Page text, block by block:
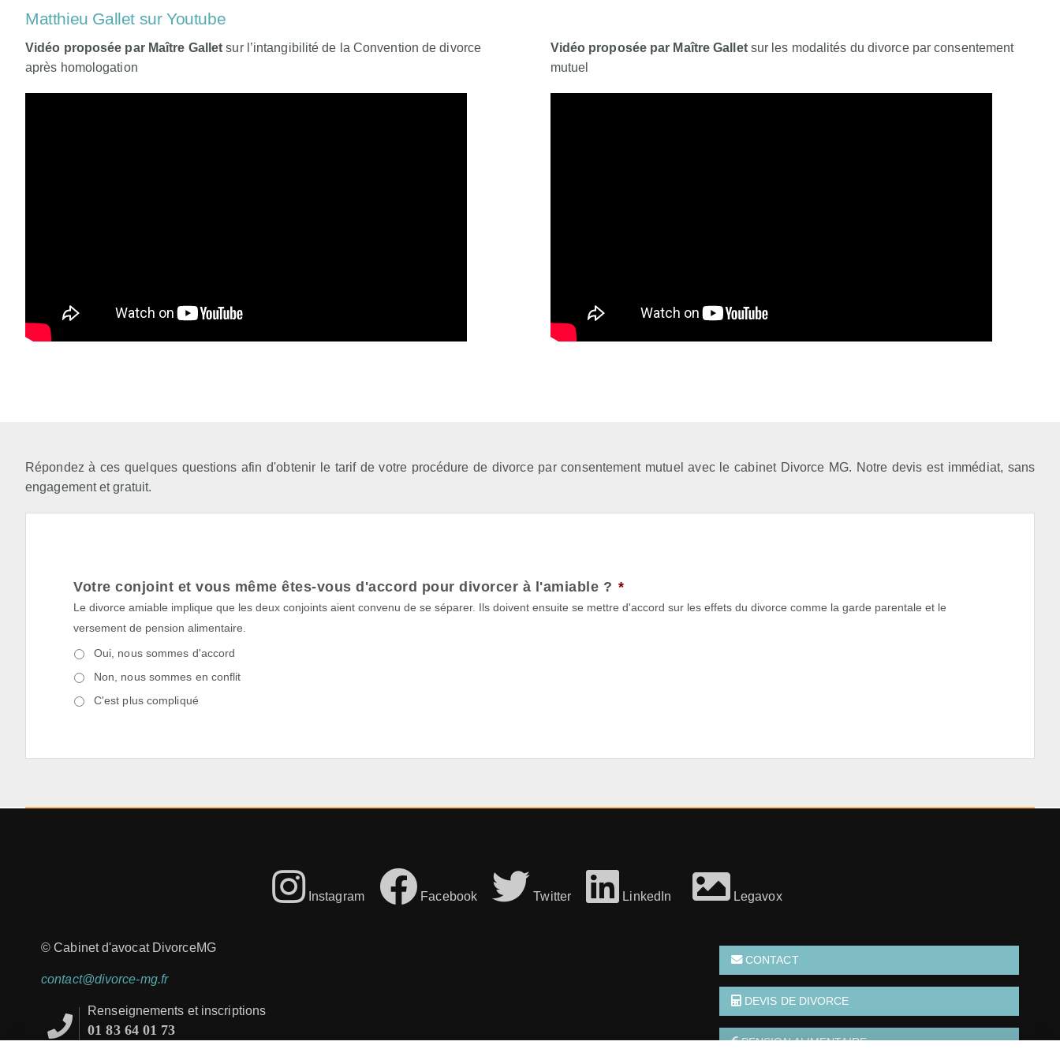
Matthieu Gallet sur Youtube
Vidéo proposée par Maître Gallet sur l’intangibilité de la Convention de divorce
après homologation
Vidéo proposée par Maître Galletsur les modalités du divorce par consentement
mutuel
Répondez à ces quelques questions afin d'obtenir le tarif de votre procédure de divorce par consentement mutuel avec le cabinet Divorce MG. Notre devis est immédiat, sans
engagement et gratuit.
Votre conjoint et vous même êtes-vous d'accord pour divorcer à l'amiable ? *
Le divorce amiable implique que les deux conjoints aient convenu de se séparer. Ils doivent ensuite se mettre d'accord sur les effets du divorce comme la garde parentale et le
versement de pension alimentaire.
Oui, nous sommes d'accord
Non, nous sommes en conflit
C'est plus compliqué
Instagram Facebook Twitter LinkedIn Legavox
© Cabinet d'avocat DivorceMG
contact@divorce-mg.fr
Renseignements et inscriptions
01 83 64 01 73
CONTACT
DEVIS DE DIVORCE
PENSION ALIMENTAIRE